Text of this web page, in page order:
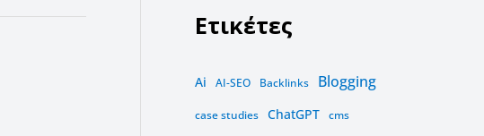
σ
Ετικέτες
Ai AI-SEO Backlinks Blogging
case studies ChatGPT cms